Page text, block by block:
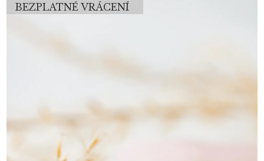
BEZPLATNÉ VRÁCENÍ